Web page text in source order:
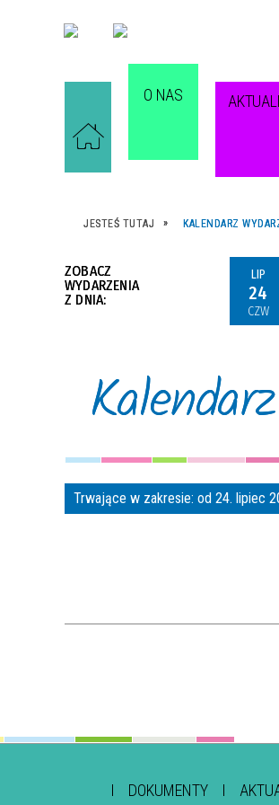
O NAS
JESTEŚ TUTAJ KALENDARZ
ZOBACZ
WYDARZENIA
Z DNIA:
LIP
24
CZW
Trwające w zakresie: od 24. lipiec
DOKUMENTY